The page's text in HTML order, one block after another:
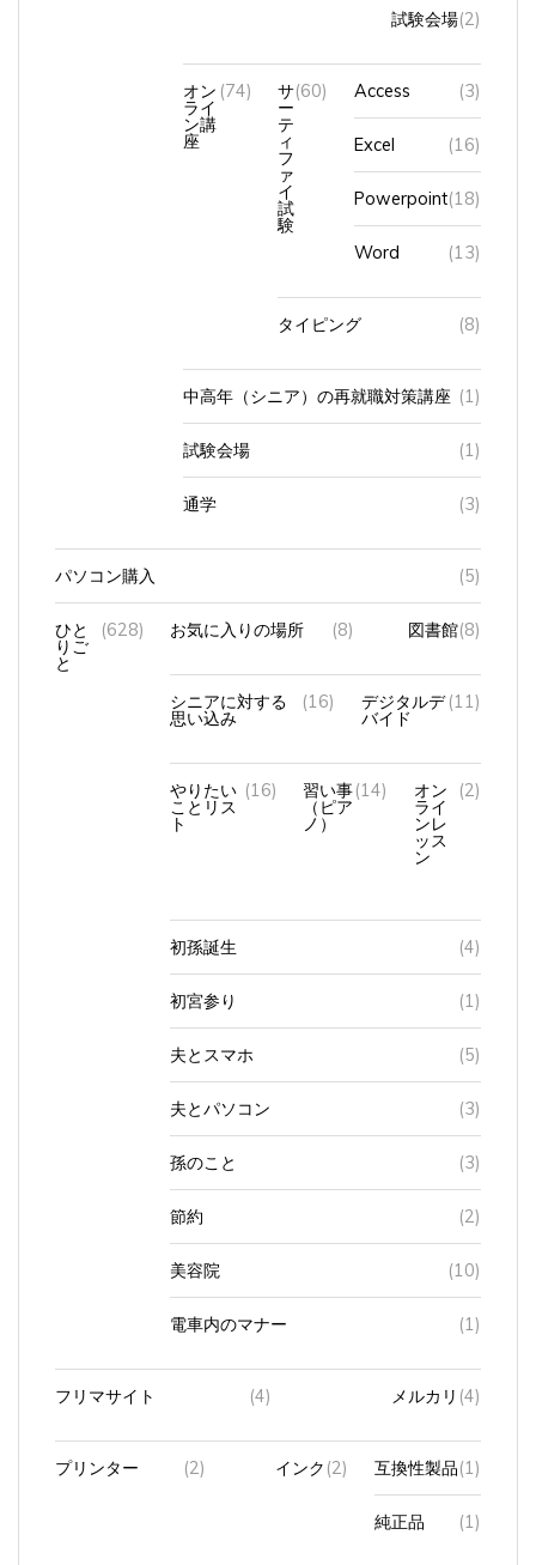
試験会場(2)
オン
ライ
ン講
座
(74) サ
ー
テ
ィ
フ
ァ
イ
試
験
(60) Access (3)
Excel (16)
Powerpoint(18)
Word (13)
タイピング (8)
中高年（シニア）の再就職対策講座 (1)
試験会場 (1)
通学 (3)
パソコン購入 (5)
ひと
りご
と
(628) お気に入りの場所 (8) 図書館(8)
シニアに対する
思い込み
(16) デジタルデ
バイド
(11)
やりたい
ことリス
ト
(16) 習い事
（ピア
ノ）
(14) オン
ライ
ンレ
ッス
ン
(2)
初孫誕生 (4)
初宮参り (1)
夫とスマホ (5)
夫とパソコン (3)
孫のこと (3)
節約 (2)
美容院 (10)
電車内のマナー (1)
フリマサイト (4) メルカリ (4)
プリンター (2) インク (2) 互換性製品(1)
純正品 (1)